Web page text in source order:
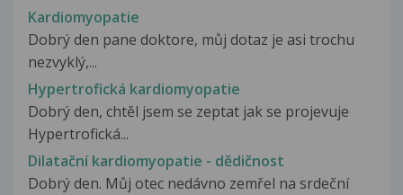
Kardiomyopatie
Dobrý den pane doktore, můj dotaz je asi trochu
nezvyklý,...
Hypertrofická kardiomyopatie
Dobrý den, chtěl jsem se zeptat jak se projevuje
Hypertrofická...
Dilatační kardiomyopatie - dědičnost
Dobrý den. Můj otec nedávno zemřel na srdeční